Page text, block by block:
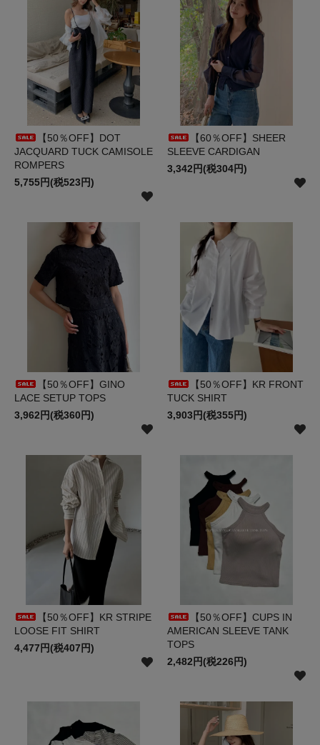
【50％OFF】DOT
JACQUARD TUCK CAMISOLE
ROMPERS
5,755円(税523円)
【60％OFF】SHEER
SLEEVE CARDIGAN
3,342円(税304円)
【50％OFF】GINO
LACE SETUP TOPS
3,962円(税360円)
【50％OFF】KR FRONT
TUCK SHIRT
3,903円(税355円)
【50％OFF】KR STRIPE
LOOSE FIT SHIRT
4,477円(税407円)
【50％OFF】CUPS IN
AMERICAN SLEEVE TANK
TOPS
2,482円(税226円)